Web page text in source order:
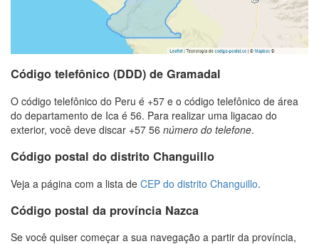
Código telefônico (DDD) de Gramadal
O código telefônico do Peru é +57 e o código telefônico de área
do departamento de Ica é 56. Para realizar uma ligacao do
exterior, você deve discar +57 56 número do telefone.
Código postal do distrito Changuillo
Veja a página com a lista de CEP do distrito Changuillo.
Código postal da província Nazca
Se você quiser começar a sua navegação a partir da província,